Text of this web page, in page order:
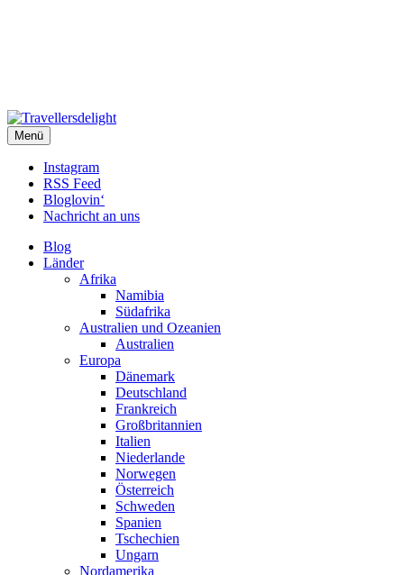
Travellersdelight
TRAVEL – LIVESTYLE – PHOTOGRAPHY
Menü
Instagram
RSS Feed
Bloglovin‘
Nachricht an uns
Blog
Länder
Afrika
Namibia
Südafrika
Australien und Ozeanien
Australien
Europa
Dänemark
Deutschland
Frankreich
Großbritannien
Italien
Niederlande
Norwegen
Österreich
Schweden
Spanien
Tschechien
Ungarn
Nordamerika